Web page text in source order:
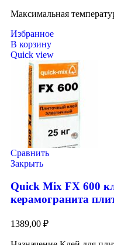
Максимальная
Избранное
В корзину
Quick view
Сравнить
Закрыть
Quick Mix FX 600
керамогранита
1389,00 ₽